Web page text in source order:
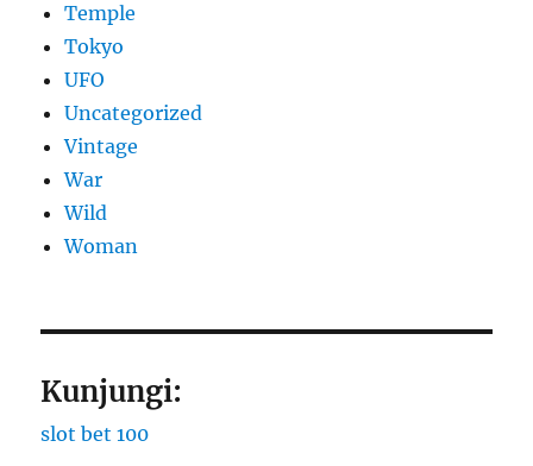
Temple
Tokyo
UFO
Uncategorized
Vintage
War
Wild
Woman
Kunjungi:
slot bet 100